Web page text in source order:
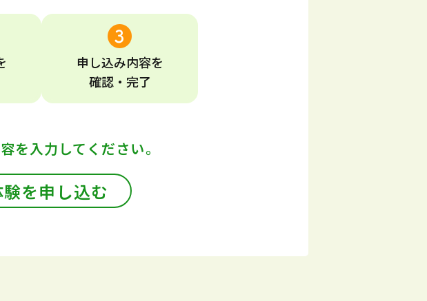
申し込み内容を
確認・完了
を入力してください。
を申し込む